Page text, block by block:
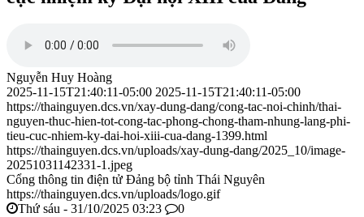
Nguyễn Huy Hoàng
2025-11-15T21:40:11-05:00 2025-11-15T21:40:11-05:00
https://thainguyen.dcs.vn/xay-dung-dang/cong-tac-noi-chinh/thai-
nguyen-thuc-hien-tot-cong-tac-phong-chong-tham-nhung-lang-phi-
tieu-cuc-nhiem-ky-dai-hoi-xiii-cua-dang-1399.html
https://thainguyen.dcs.vn/uploads/xay-dung-dang/2025_10/image-
20251031142331-1.jpeg
Cổng thông tin điện tử Đảng bộ tỉnh Thái Nguyên
https://thainguyen.dcs.vn/uploads/logo.gif
Thứ sáu - 31/10/2025 03:23
0